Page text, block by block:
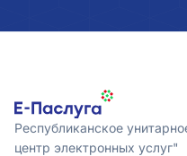
Республиканское
центр электронных услуг"